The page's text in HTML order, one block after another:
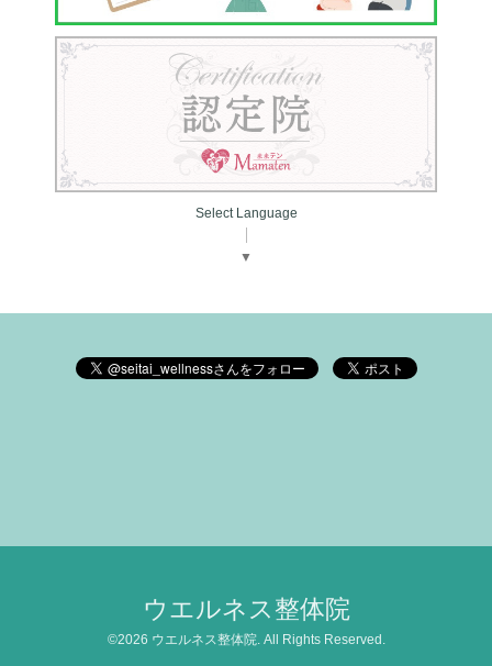
Select Language
▼
ウエルネス整体院
©2026 ウエルネス整体院. All Rights Reserved.